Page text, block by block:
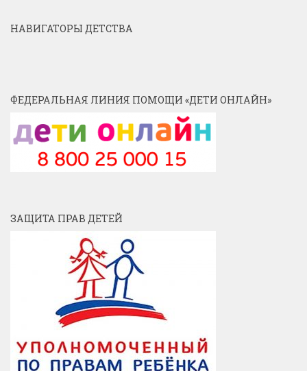
НАВИГАТОРЫ ДЕТСТВА
ФЕДЕРАЛЬНАЯ ЛИНИЯ ПОМОЩИ «ДЕТИ ОНЛАЙН»
ЗАЩИТА ПРАВ ДЕТЕЙ